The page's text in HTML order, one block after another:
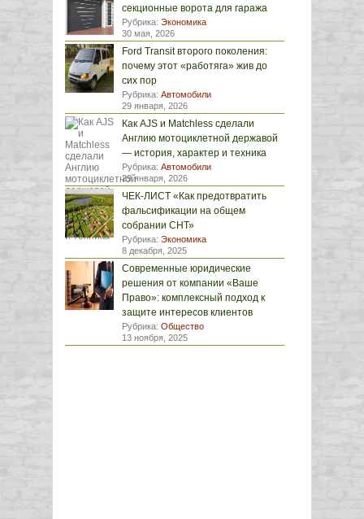
секционные ворота для гаража
Рубрика: Экономика
30 мая, 2026
Ford Transit второго поколения:
почему этот «работяга» жив до
сих пор
Рубрика: Автомобили
29 января, 2026
Как AJS и Matchless сделали
Англию мотоциклетной державой
— история, характер и техника
Рубрика: Автомобили
29 января, 2026
ЧЕК-ЛИСТ «Как предотвратить
фальсификации на общем
собрании СНТ»
Рубрика: Экономика
8 декабря, 2025
Современные юридические
решения от компании «Ваше
Право»: комплексный подход к
защите интересов клиентов
Рубрика: Общество
13 ноября, 2025